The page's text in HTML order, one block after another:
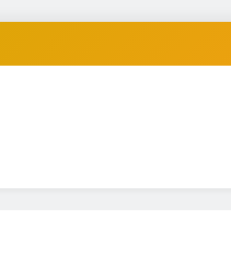
#deportealdiaperiodico